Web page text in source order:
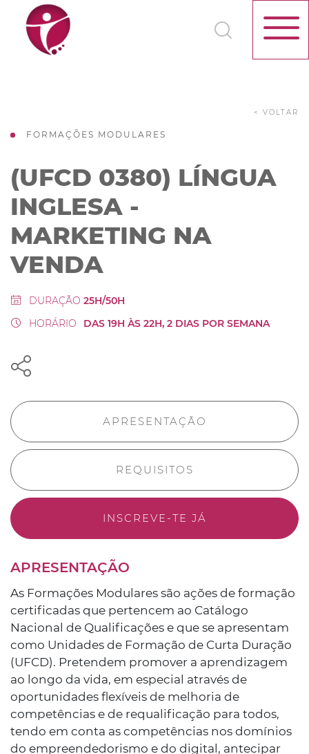
FORMAÇÕES MODULARES
< VOLTAR
(UFCD 0380) LÍNGUA
INGLESA -
MARKETING NA
VENDA
DURAÇÃO 25H/50H
HORÁRIO
DAS 19H ÀS 22H, 2 DIAS POR SEMANA
APRESENTAÇÃO
As Formações Modulares são ações de formação
certificadas que pertencem ao Catálogo
Nacional de Qualificações e que se apresentam
como Unidades de Formação de Curta Duração
(UFCD). Pretendem promover a aprendizagem
ao longo da vida, em especial através de
oportunidades flexíveis de melhoria de
competências e de requalificação para todos,
tendo em conta as competências nos domínios
do empreendedorismo e do digital, antecipar
APRESENTAÇÃO
REQUISITOS
INSCREVE-TE JÁ